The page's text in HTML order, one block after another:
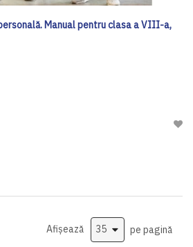
Manual pentru clasa a VIII-a,
Afișează pe pagină